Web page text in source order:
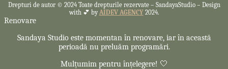
Drepturi de autor © 2024 Toate drepturile rezervate – SandayaStudio – Design
with 💕 by AIDEV AGENCY2024.
Renovare
Sandaya Studio este momentan în renovare, iar în această
perioadă nu preluăm programări.
Mulțumim pentru înțelegere! 🤍